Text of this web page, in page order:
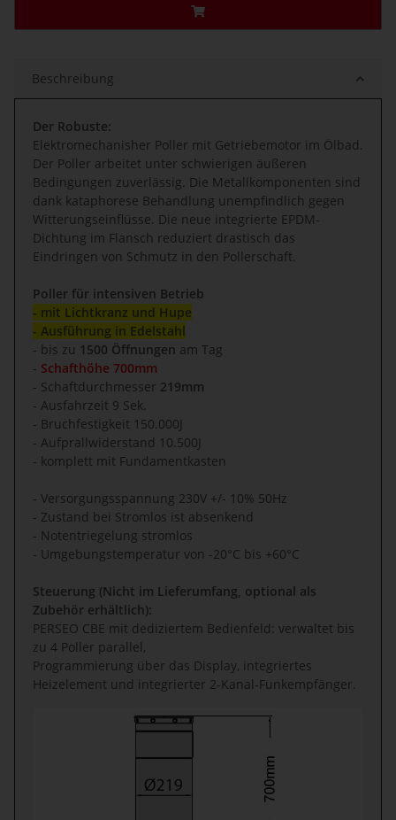
Beschreibung
Der Robuste:
Elektromechanisher Poller mit Getriebemotor im Ölbad.
Der Poller arbeitet unter schwierigen äußeren
Bedingungen zuverlässig. Die Metallkomponenten sind
dank kataphorese Behandlung unempfindlich gegen
Witterungseinflüsse. Die neue integrierte EPDM-
Dichtung im Flansch reduziert drastisch das
Eindringen von Schmutz in den Pollerschaft.
Poller für intensiven Betrieb
- mit Lichtkranz und Hupe
- Ausführung in Edelstahl
- bis zu 1500 Öffnungen am Tag
- Schafthöhe 700mm
- Schaftdurchmesser 219mm
- Ausfahrzeit 9 Sek.
- Bruchfestigkeit 150.000J
- Aufprallwiderstand 10.500J
- komplett mit Fundamentkasten
- Versorgungsspannung 230V +/- 10% 50Hz
- Zustand bei Stromlos ist absenkend
- Notentriegelung stromlos
- Umgebungstemperatur von -20°C bis +60°C
Steuerung (Nicht im Lieferumfang, optional als
Zubehör erhältlich):
PERSEO CBE mit dediziertem Bedienfeld: verwaltet bis
zu 4 Poller parallel,
Programmierung über das Display, integriertes
Heizelement und integrierter 2-Kanal-Funkempfänger.